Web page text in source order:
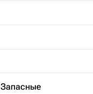
Запасные